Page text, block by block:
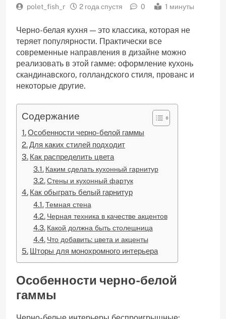
polet_fish_r 2 года спустя 0 1 минуты
Черно-белая кухня — это классика, которая не
теряет популярности. Практически все
современные направления в дизайне можно
реализовать в этой гамме: оформление кухонь
скандинавского, голландского стиля, прованс и
некоторые другие.
Содержание
Особенности черно-белой гаммы
Для каких стилей подходит
Как распределить цвета
Каким сделать кухонный гарнитур
Стены и кухонный фартук
Как обыграть белый гарнитур
Темная стена
Черная техника в качестве акцентов
Какой должна быть столешница
Что добавить: цвета и акценты
Шторы для монохромного интерьера
Особенности черно-белой
гаммы